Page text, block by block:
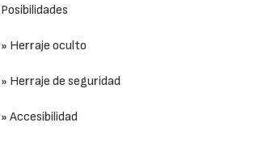
Posibilidades
» Herraje oculto
» Herraje de seguridad
» Accesibilidad